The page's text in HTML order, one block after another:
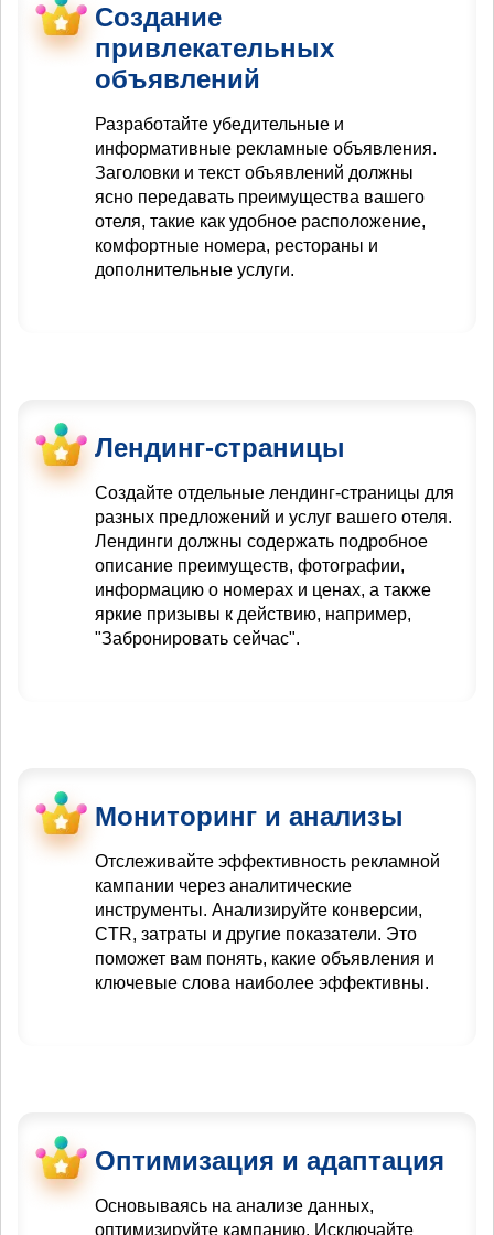
Создание
привлекательных
объявлений
Разработайте убедительные и
информативные рекламные объявления.
Заголовки и текст объявлений должны
ясно передавать преимущества вашего
отеля, такие как удобное расположение,
комфортные номера, рестораны и
дополнительные услуги.
Лендинг-страницы
Создайте отдельные лендинг-страницы для
разных предложений и услуг вашего отеля.
Лендинги должны содержать подробное
описание преимуществ, фотографии,
информацию о номерах и ценах, а также
яркие призывы к действию, например,
"Забронировать сейчас".
Мониторинг и анализы
Отслеживайте эффективность рекламной
кампании через аналитические
инструменты. Анализируйте конверсии,
CTR, затраты и другие показатели. Это
поможет вам понять, какие объявления и
ключевые слова наиболее эффективны.
Оптимизация и адаптация
Основываясь на анализе данных,
оптимизируйте кампанию. Исключайте